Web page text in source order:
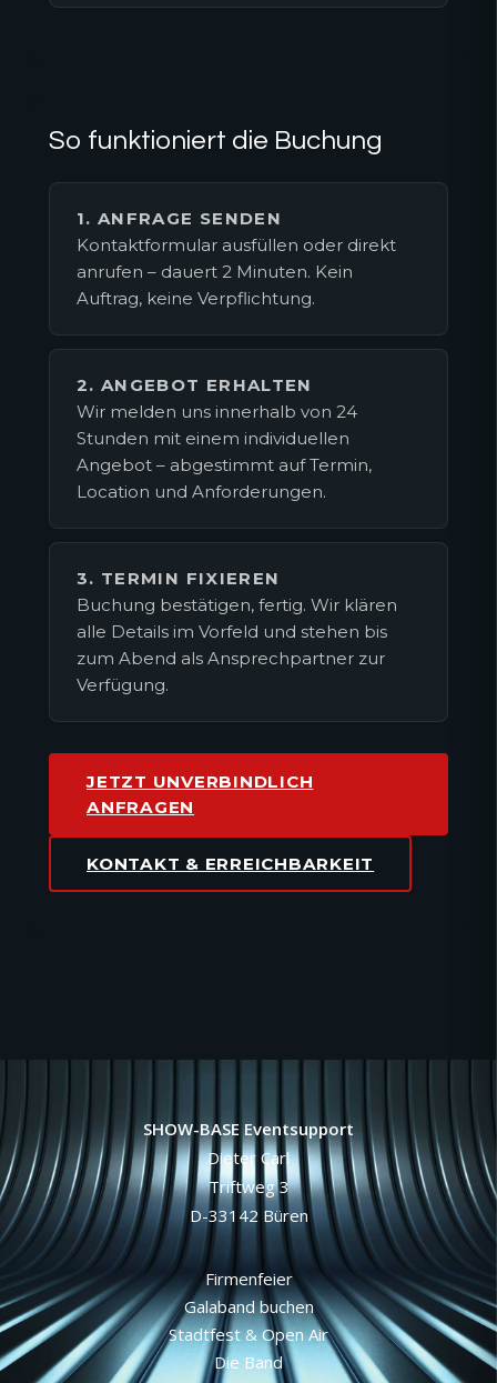
So funktioniert die Buchung
1. ANFRAGE SENDEN
Kontaktformular ausfüllen oder direkt
anrufen – dauert 2 Minuten. Kein
Auftrag, keine Verpflichtung.
2. ANGEBOT ERHALTEN
Wir melden uns innerhalb von 24
Stunden mit einem individuellen
Angebot – abgestimmt auf Termin,
Location und Anforderungen.
3. TERMIN FIXIEREN
Buchung bestätigen, fertig. Wir klären
alle Details im Vorfeld und stehen bis
zum Abend als Ansprechpartner zur
Verfügung.
JETZT UNVERBINDLICH
ANFRAGEN
KONTAKT & ERREICHBARKEIT
SHOW-BASE Eventsupport
Dieter Carl
Triftweg 3
D-33142 Büren
Firmenfeier
Galaband buchen
Stadtfest & Open Air
Die Band